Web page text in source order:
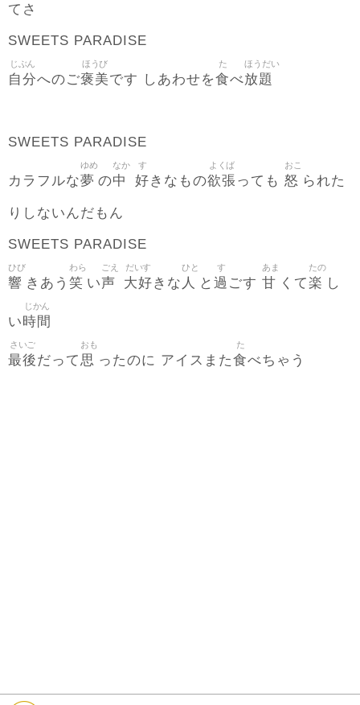
てさ
SWEETS PARADISE
自分
じぶん
へのご褒美
ほうび
です しあわせを食
た
べ放題
ほうだい
SWEETS PARADISE
カラフルな夢
ゆめ
の中
なか
好
す
きなもの欲張
よくば
っても 怒
おこ
られた
りしないんだもん
SWEETS PARADISE
響
ひび
きあう 笑
わら
い声
ごえ
大好
だいす
きな 人
ひと
と 過
す
ごす 甘
あま
くて 楽
たの
し
い時間
じかん
最後
さいご
だって思
おも
ったのに アイスまた食
た
べちゃう